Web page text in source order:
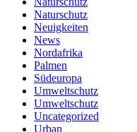
Naturschutz
Neuigkeiten
News
Nordafrika
Palmen
Südeuropa
Umweltschutz
Umweltschutz
Uncategorized
Urban